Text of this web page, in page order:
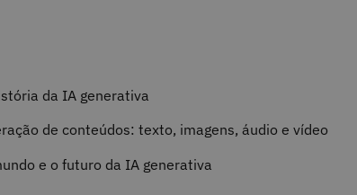
da IA generativa
de conteúdos: texto, imagens, áudio e vídeo
e o futuro da IA generativa